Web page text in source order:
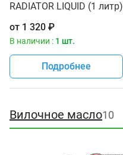
RADIATOR LIQUID (1 литр)
от 1 320 ₽
В наличии : 1 шт.
Подробнее
Вилочное масло10